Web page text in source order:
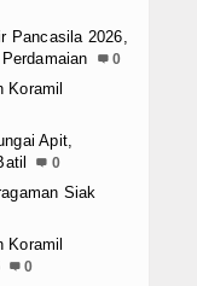
Pancasila 2026,
0
Koramil
Apit,
0
Siak
Koramil
0